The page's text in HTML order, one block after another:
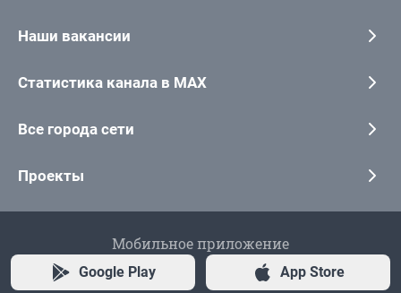
Наши вакансии
Статистика канала в MAX
Все города сети
Проекты
Мобильное приложение
Google Play App Store